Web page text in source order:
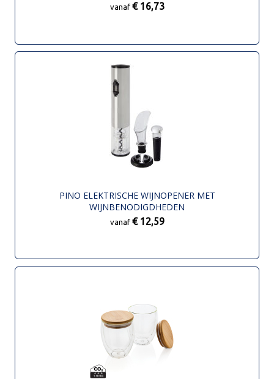
vanaf € 16,73
PINO ELEKTRISCHE WIJNOPENER MET
WIJNBENODIGDHEDEN
vanaf € 12,59